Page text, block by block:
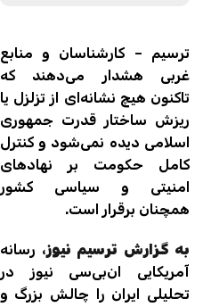
ترسیم – کارشناسان و منابع
غربی هشدار می‌دهند که
تاکنون هیچ نشانه‌ای از تزلزل یا
ریزش ساختار قدرت جمهوری
اسلامی دیده نمی‌شود و کنترل
کامل حکومت بر نهادهای
امنیتی و سیاسی کشور
همچنان برقرار است.
به گزارش ترسیم نیوز، رسانه
آمریکایی ان‌بی‌سی نیوز در
تحلیلی ایران را چالش بزرگ و